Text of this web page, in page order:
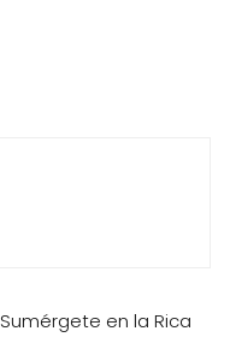
Sumérgete en la Rica